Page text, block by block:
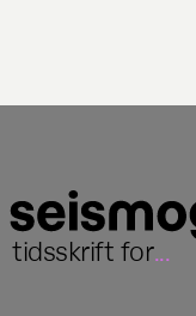
tidsskrift for...